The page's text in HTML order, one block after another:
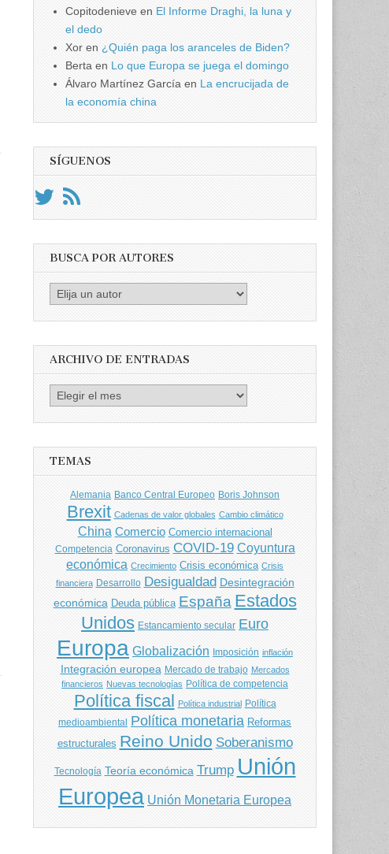
Copitodenieve en El Informe Draghi, la luna y
el dedo
Xor en ¿Quién paga los aranceles de Biden?
Berta en Lo que Europa se juega el domingo
Álvaro Martínez García en La encrucijada de
la economía china
SÍGUENOS
BUSCA POR AUTORES
Busca
por
ARCHIVO DE ENTRADAS
Archivo
TEMAS
Alemania Banco Central Europeo Boris Johnson
Brexit Cadenas de valor globales Cambio climático
China Comercio Comercio internacional
Competencia Coronavirus COVID-19 Coyuntura
económica Crecimiento Crisis económica Crisis
financiera Desarrollo Desigualdad Desintegración
económica Deuda pública España Estados
Unidos Estancamiento secular Euro
Europa Globalización Imposición inflación
Integración europea Mercado de trabajo Mercados
financieros Nuevas tecnologías Política de competencia
Política fiscal Política industrial Política
medioambiental Política monetaria Reformas
estructurales Reino Unido Soberanismo
Tecnología Teoría económica Trump Unión
Europea Unión Monetaria Europea